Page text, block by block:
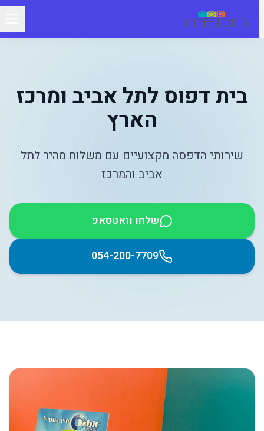
בית דפוס לתל אביב ומרכז
הארץ
שירותי הדפסה מקצועיים עם משלוח מהיר לתל
אביב והמרכז
שלחו וואטסאפ
054-200-7709